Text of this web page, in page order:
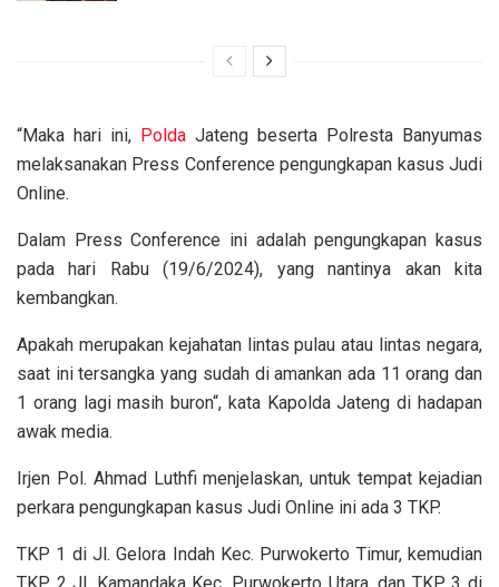
“Maka hari ini, Polda Jateng beserta Polresta Banyumas
melaksanakan Press Conference pengungkapan kasus Judi
Online.
Dalam Press Conference ini adalah pengungkapan kasus
pada hari Rabu (19/6/2024), yang nantinya akan kita
kembangkan.
Apakah merupakan kejahatan lintas pulau atau lintas negara,
saat ini tersangka yang sudah di amankan ada 11 orang dan
1 orang lagi masih buron“, kata Kapolda Jateng di hadapan
awak media.
Irjen Pol. Ahmad Luthfi menjelaskan, untuk tempat kejadian
perkara pengungkapan kasus Judi Online ini ada 3 TKP.
TKP 1 di Jl. Gelora Indah Kec. Purwokerto Timur, kemudian
TKP 2 Jl. Kamandaka Kec. Purwokerto Utara, dan TKP 3 di